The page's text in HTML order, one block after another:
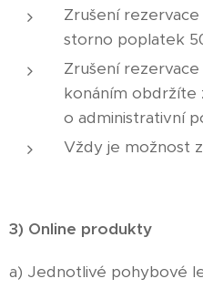
Zrušení rezervace
storno poplatek
Zrušení
konáním obdržíte
o administrativní
Vždy je možnost
3) Online produkty
a) Jednotlivé pohybové